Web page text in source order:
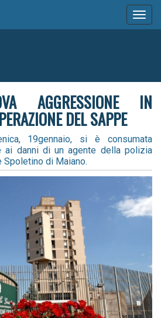
AGGRESSIONE IN
DEL SAPPE
19gennaio, si è consumata
ai danni di un agente della polizia
Spoletino di Maiano.